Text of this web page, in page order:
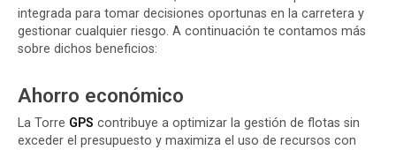
integrada para tomar decisiones oportunas en la carretera y
gestionar cualquier riesgo. A continuación te contamos más
sobre dichos beneficios:
Ahorro económico
La Torre GPS contribuye a optimizar la gestión de flotas sin
exceder el presupuesto y maximiza el uso de recursos con